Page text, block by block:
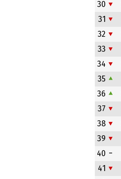
30
31
32
33
34
35
36
37
38
39
40
41